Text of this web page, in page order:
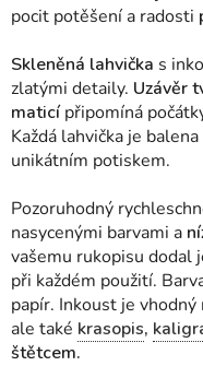
pocit potěšení a radosti
Skleněná lahvička s
zlatými detaily. Uzávěr
maticípřipomíná
Každá lahvička je
unikátním potiskem.
Pozoruhodný
nasycenými barvami a
vašemu rukopisu dodal
při každém použití.
papír. Inkoust je vhodný
ale také krasopis,
štětcem.